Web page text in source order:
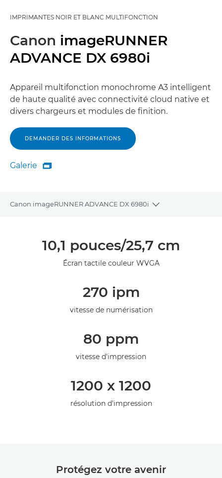
IMPRIMANTES NOIR ET BLANC MULTIFONCTION
Canon imageRUNNER
ADVANCE DX 6980i
Appareil multifonction monochrome A3 intelligent
de haute qualité avec connectivité cloud native et
divers chargeurs et modules de finition.
DEMANDER DES INFORMATIONS
Galerie
Galerie

Canon imageRUNNER ADVANCE DX 6980i
Toggle
Caractéristiques10,1 pouces/25,7 cm
Écran tactile couleur WVGA
270 ipm
vitesse de numérisation
80 ppm
vitesse d'impression
1200 x 1200
résolution d'impression
Protégez votre avenir